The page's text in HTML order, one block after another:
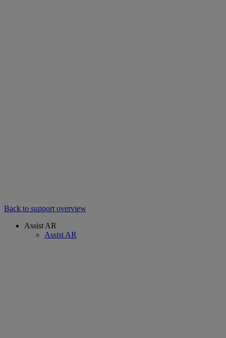
Back to support overview
Assist AR
Assist AR